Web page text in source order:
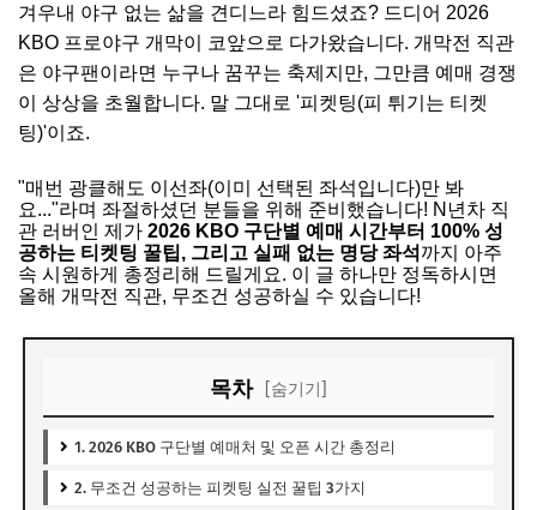
겨우내 야구 없는 삶을 견디느라 힘드셨죠? 드디어 2026
KBO 프로야구 개막이 코앞으로 다가왔습니다. 개막전 직관
은 야구팬이라면 누구나 꿈꾸는 축제지만, 그만큼 예매 경쟁
이 상상을 초월합니다. 말 그대로 '피켓팅(피 튀기는 티켓
팅)'이죠.
"매번 광클해도 이선좌(이미 선택된 좌석입니다)만 봐
요..."라며 좌절하셨던 분들을 위해 준비했습니다! N년차 직
관 러버인 제가 2026 KBO 구단별 예매 시간부터 100% 성
공하는 티켓팅 꿀팁, 그리고 실패 없는 명당 좌석 까지 아주
속 시원하게 총정리해 드릴게요. 이 글 하나만 정독하시면
올해 개막전 직관, 무조건 성공하실 수 있습니다!
목차 [숨기기]
1. 2026 KBO 구단별 예매처 및 오픈 시간 총정리
2. 무조건 성공하는 피켓팅 실전 꿀팁 3가지